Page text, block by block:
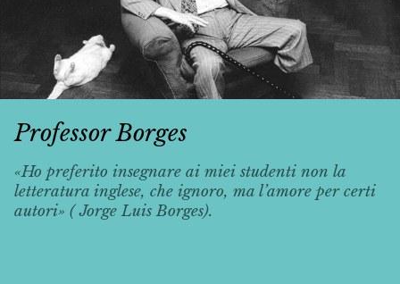
Professor Borges
«Ho preferito insegnare ai miei studenti non la
letteratura inglese, che ignoro, ma l’amore per certi
autori» ( Jorge Luis Borges).